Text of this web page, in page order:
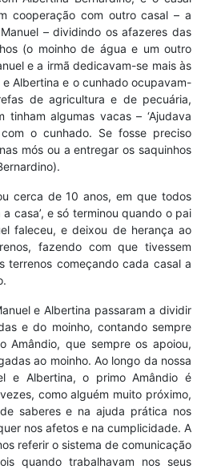
cooperação com outro casal – a
– dividindo os afazeres das
(o moinho de água e um outro
e a irmã dedicavam-se mais às
Albertina e o cunhado ocupavam-
de agricultura e de pecuária,
tinham algumas vacas – ‘Ajudava
o cunhado. Se fosse preciso
mós ou a entregar os saquinhos
cerca de 10 anos, em que todos
casa’, e só terminou quando o pai
faleceu, e deixou de herança ao
fazendo com que tivessem
terrenos começando cada casal a
e Albertina passaram a dividir
e do moinho, contando sempre
Amândio, que sempre os apoiou,
ao moinho. Ao longo da nossa
e Albertina, o primo Amândio é
como alguém muito próximo,
saberes e na ajuda prática nos
nos afetos e na cumplicidade. A
referir o sistema de comunicação
quando trabalhavam nos seus